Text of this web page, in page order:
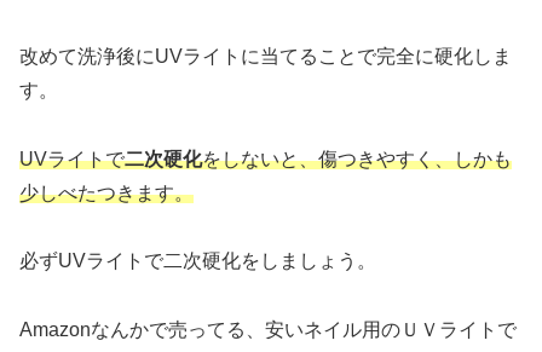
改めて洗浄後にUVライトに当てることで完全に硬化しま
す。
UVライトで二次硬化をしないと、傷つきやすく、しかも
少しべたつきます。
必ずUVライトで二次硬化をしましょう。
Amazonなんかで売ってる、安いネイル用のＵＶライトで